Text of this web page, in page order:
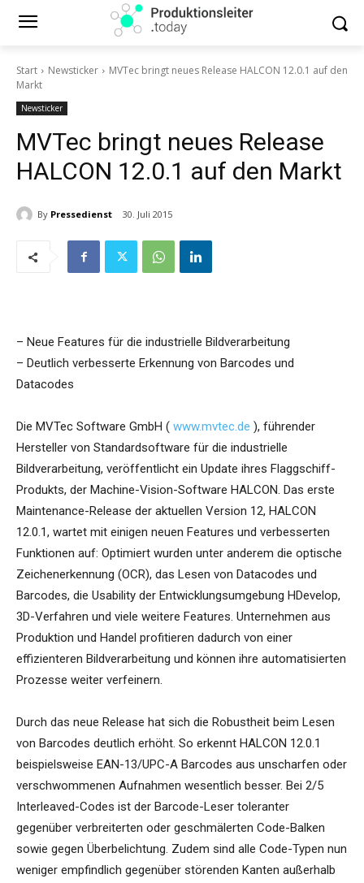
Start Newsticker
MVTec bringt neues Release HALCON 12.0.1 auf den
Markt
Newsticker
MVTec bringt neues Release
HALCON 12.0.1 auf den Markt
By Pressedienst 30. Juli 2015
– Neue Features für die industrielle Bildverarbeitung
– Deutlich verbesserte Erkennung von Barcodes und
Datacodes
Die MVTec Software GmbH ( www.mvtec.de ), führender
Hersteller von Standardsoftware für die industrielle
Bildverarbeitung, veröffentlicht ein Update ihres Flaggschiff-
Produkts, der Machine-Vision-Software HALCON. Das erste
Maintenance-Release der aktuellen Version 12, HALCON
12.0.1, wartet mit einigen neuen Features und verbesserten
Funktionen auf: Optimiert wurden unter anderem die optische
Zeichenerkennung (OCR), das Lesen von Datacodes und
Barcodes, die Usability der Entwicklungsumgebung HDevelop,
3D-Verfahren und viele weitere Features. Unternehmen aus
Produktion und Handel profitieren dadurch von einer
effizienteren Bildverarbeitung und können ihre automatisierten
Prozesse weiter verfeinern.
Durch das neue Release hat sich die Robustheit beim Lesen
von Barcodes deutlich erhöht. So erkennt HALCON 12.0.1
beispielsweise EAN-13/UPC-A Barcodes aus unscharfen oder
verschwommenen Aufnahmen wesentlich besser. Bei 2/5
Interleaved-Codes ist der Barcode-Leser toleranter
gegenüber verbreiterten oder geschmälerten Code-Balken
sowie gegen Überbelichtung. Zudem sind alle Code-Typen nun
weniger empfindlich gegenüber störenden Kanten außerhalb